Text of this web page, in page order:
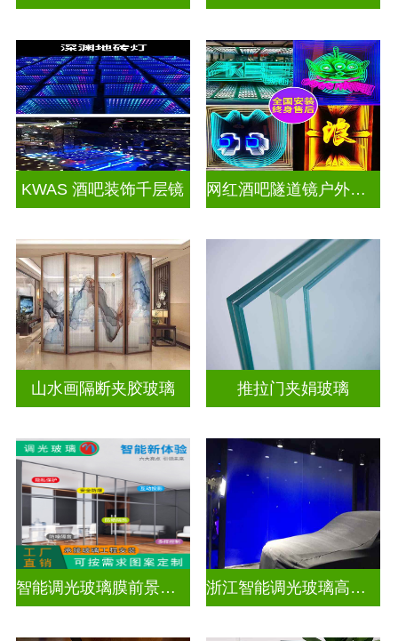
KWAS 酒吧装饰千层镜 网红酒吧隧道镜户外门头招牌千层镜深渊镜
山水画隔断夹胶玻璃 推拉门夹娟玻璃
智能调光玻璃膜前景如何 浙江智能调光玻璃高隔间拆装